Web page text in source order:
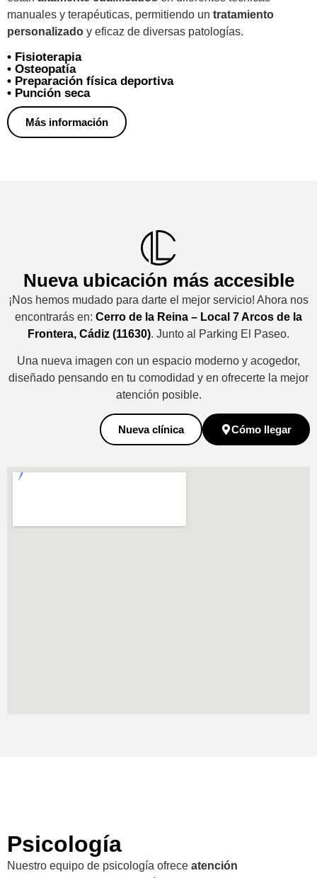
manuales y terapéuticas, permitiendo un tratamiento
personalizado y eficaz de diversas patologías.
• Fisioterapia
• Osteopatía
• Preparación física deportiva
• Punción seca
Más información
Nueva ubicación más accesible
¡Nos hemos mudado para darte el mejor servicio! Ahora nos
encontrarás en: Cerro de la Reina – Local 7 Arcos de la
Frontera, Cádiz (11630). Junto al Parking El Paseo.
Una nueva imagen con un espacio moderno y acogedor,
diseñado pensando en tu comodidad y en ofrecerte la mejor
atención posible.
Cómo llegar
Nueva clínica
Psicología
Nuestro equipo de psicología ofrece atención